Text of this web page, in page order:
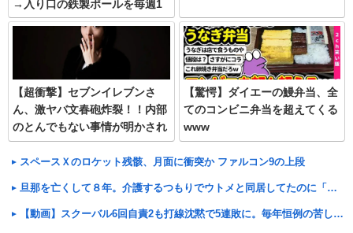
→入り口の鉄製ポールを毎週1
本ずつ増やし狭くすると…
【超衝撃】セブンイレブンさ
ん、激ヤバ文春砲炸裂！！内部
のとんでもない事情が明かされ
る・・・
【驚愕】ダイエーの鰻弁当、全
てのコンビニ弁当を超えてくる
www
スペースＸのロケット残骸、月面に衝突か ファルコン9の上段
旦那を亡くして８年。介護するつもりでウトメと同居してたのに「早く出て行け」とコトメがうるさい。私もウトメも納得して同居してるんだから干渉しないでくれる！
【動画】スクーバル6回自責2も打線沈黙で5連敗に。毎年恒例の苦しい時期に入るドジャースファン